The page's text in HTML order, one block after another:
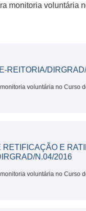
monitoria voluntária
REITORIA/
voluntária no Curso
RETIFICAÇÃO E
N.04/2016
voluntária no Curso